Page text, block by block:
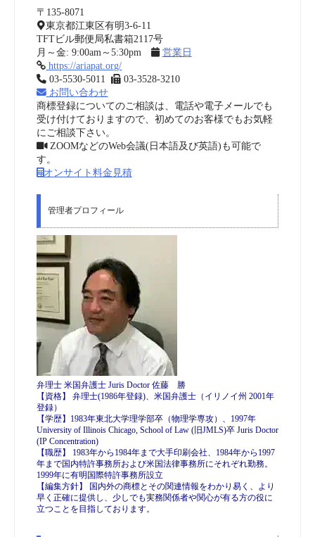
〒135-8071
東京都江東区有明3-6-11
TFTビル郵便局私書箱2117号
月～金: 9:00am～5:30pm
営業日
https://ariapat.org/
03-5530-5011
03-3528-3210
お問い合わせ
商標登録についてのご相談は、電話や電子メールでも
受け付けておりますので、初めてのお客様でもお気軽
にご相談下さい。
ZOOMなどのWeb会議(日本語及び英語)も可能で
す。
オンサイト料金見積
管理者プロフィール
弁理士 米国弁護士 Juris Doctor 佐藤 勝
【資格】 弁理士(1986年登録)、米国弁護士（イリノイ州 2001年
登録）
【学歴】1983年東北大学理学部卒（物理学専攻）、1997年
University of Illinois Chicago, School of Law (旧JMLS)卒 Juris Doctor
(IP Concentration)
【職歴】 1983年から1984年まで大手印刷会社、1984年から1997
年まで国内特許事務所および米国法律事務所にそれぞれ勤務。
1999年に有明国際特許事務所設立
【編集方針】 国内外の商標とその関連情報をわかり易く、より
早く正確に提供し、少しでも実務関係者や関心が有る方の役に
立つことを目指しております。